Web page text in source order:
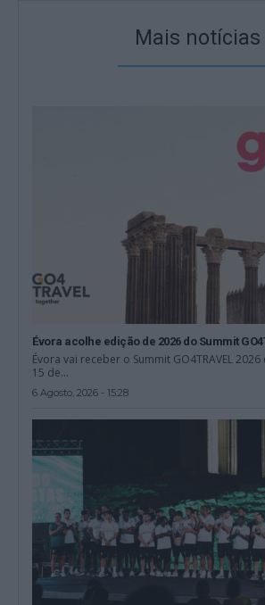
Mais notícias
Évora acolhe edição de 2026 do Summit
Évora vai receber o Summit GO4TRAVEL
15 de...
6 Agosto, 2026 - 15:28